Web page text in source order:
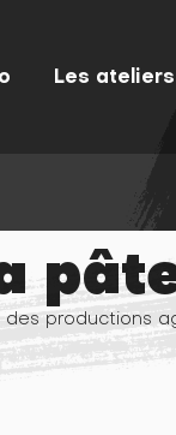
Les
des productions